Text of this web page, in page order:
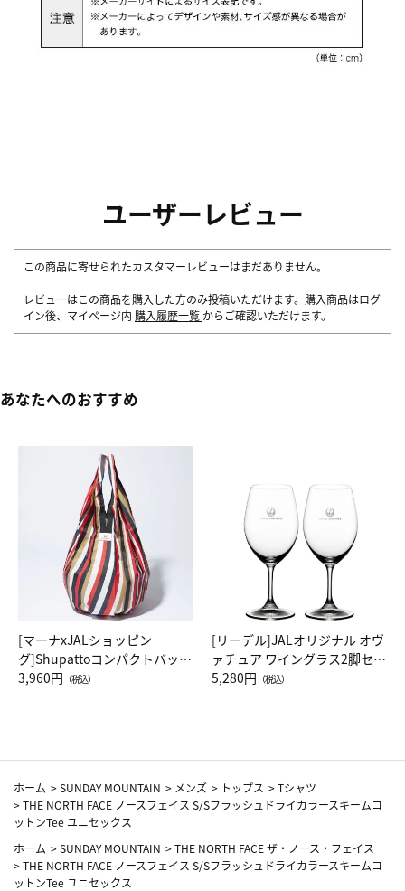
ユーザーレビュー
この商品に寄せられたカスタマーレビューはまだありません。
レビューはこの商品を購入した方のみ投稿いただけます。購入商品はログ
イン後、マイページ内 購入履歴一覧 からご確認いただけます。
あなたへのおすすめ
[マーナxJALショッピン
グ]Shupattoコンパクトバッグ
Drop JAL客室乗務員（LC）ス
3,960円 （税込）
[リーデル]JALオリジナル オヴ
ァチュア ワイングラス2脚セッ
ト（レッドワイン）
5,280円 （税込）
ホーム >SUNDAY MOUNTAIN > メンズ > トップス >Tシャツ
>THE NORTH FACE ノースフェイス S/Sフラッシュドライカラースキームコ
ットンTee ユニセックス
ホーム >SUNDAY MOUNTAIN >THE NORTH FACE ザ・ノース・フェイス
>THE NORTH FACE ノースフェイス S/Sフラッシュドライカラースキームコ
ットンTee ユニセックス